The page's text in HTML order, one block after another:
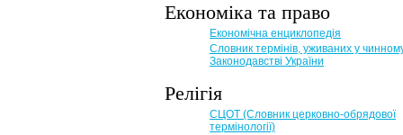
Економіка та право
Eкономічна енциклопедія
Словник термінів, уживаних у
Законодавстві України
Релігія
СЦОТ (Словник церковно-обрядової
термінології)